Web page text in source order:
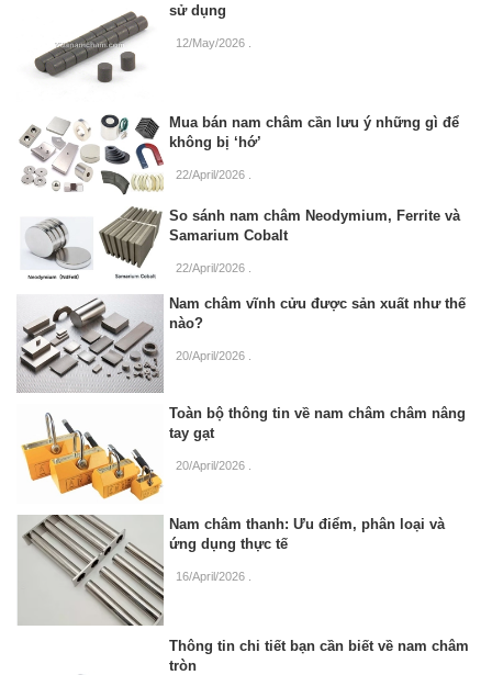
sử dụng
12/May/2026
Mua bán nam châm cần lưu ý những gì để
không bị ‘hớ’
22/April/2026
So sánh nam châm Neodymium, Ferrite và
Samarium Cobalt
22/April/2026
Nam châm vĩnh cửu được sản xuất như thế
nào?
20/April/2026 .
Toàn bộ thông tin về nam châm châm nâng
tay gạt
20/April/2026
Nam châm thanh: Ưu điểm, phân loại và
ứng dụng thực tế
16/April/2026
Thông tin chi tiết bạn cần biết về nam châm
tròn